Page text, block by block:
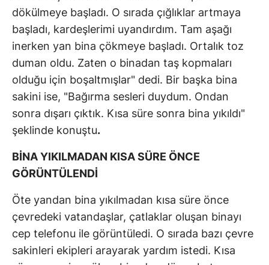
dökülmeye başladı. O sırada çığlıklar artmaya
başladı, kardeşlerimi uyandırdım. Tam aşağı
inerken yan bina çökmeye başladı. Ortalık toz
duman oldu. Zaten o binadan taş kopmaları
olduğu için boşaltmışlar" dedi. Bir başka bina
sakini ise, "Bağırma sesleri duydum. Ondan
sonra dışarı çıktık. Kısa süre sonra bina yıkıldı"
şeklinde konuştu.
BİNA YIKILMADAN KISA SÜRE ÖNCE
GÖRÜNTÜLENDİ
Öte yandan bina yıkılmadan kısa süre önce
çevredeki vatandaşlar, çatlaklar oluşan binayı
cep telefonu ile görüntüledi. O sırada bazı çevre
sakinleri ekipleri arayarak yardım istedi. Kısa